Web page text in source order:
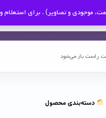
موجودی و تصاویر) . برای استعلام
راست باز می‌شود
دسته‌بندی محصول